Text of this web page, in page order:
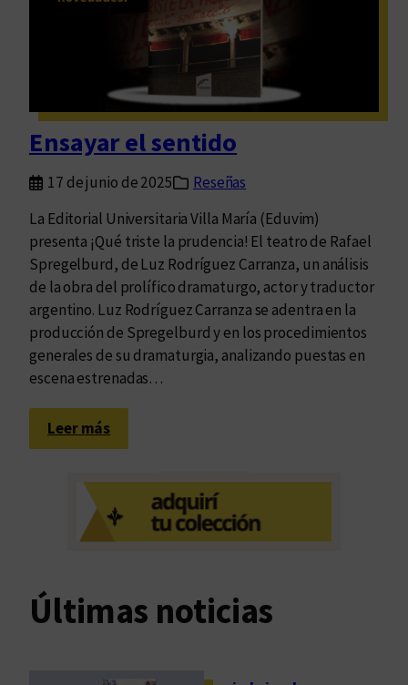
Ensayar el sentido
17 de junio de 2025
Reseñas
La Editorial Universitaria Villa María (Eduvim)
presenta ¡Qué triste la prudencia! El teatro de Rafael
Spregelburd, de Luz Rodríguez Carranza, un análisis
de la obra del prolífico dramaturgo, actor y traductor
argentino. Luz Rodríguez Carranza se adentra en la
producción de Spregelburd y en los procedimientos
generales de su dramaturgia, analizando puestas en
escena estrenadas…
Leer más:
E
a
y
e
e
Últimas noticias